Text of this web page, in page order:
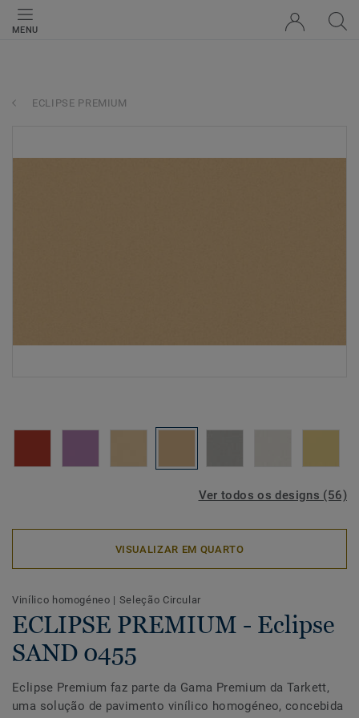
MENU
ECLIPSE PREMIUM
Ver todos os designs (56)
VISUALIZAR EM QUARTO
Vinílico homogéneo | Seleção Circular
ECLIPSE PREMIUM - Eclipse
SAND 0455
Eclipse Premium faz parte da Gama Premium da Tarkett,
uma solução de pavimento vinílico homogéneo, concebida